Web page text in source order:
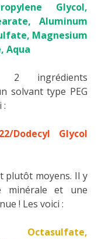
Glycol,
Aluminum
Magnesium
Aqua
2 ingrédients
solvant type PEG
:
Dodecyl Glycol
plutôt moyens. Il y
minérale et une
! Les voici :